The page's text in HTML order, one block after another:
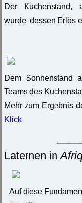
Der Kuchenstand,
wurde, dessen Erlös
Dem Sonnenstand
Teams des
Mehr zum Ergebnis
Klick
Laternen in
Auf diese